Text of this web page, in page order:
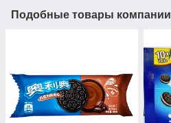
Подобные товары компании